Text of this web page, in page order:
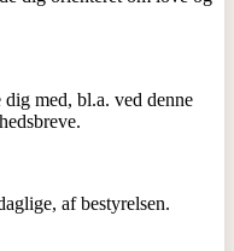
med, bl.a. ved denne
af bestyrelsen.